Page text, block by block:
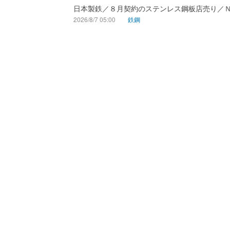
日本製鉄／８月契約のステンレス鋼板店売り／
2026/8/7 05:00 鉄鋼